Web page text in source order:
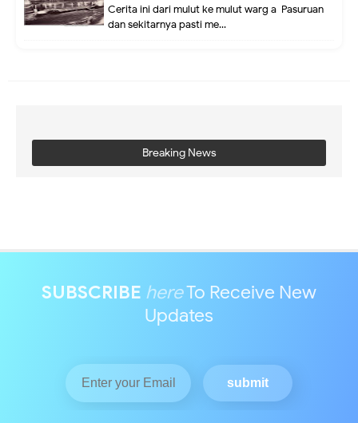
Cerita ini dari mulut ke mulut warg a Pasuruan
dan sekitarnya pasti me...
Breaking News
SUBSCRIBE hereTo Receive New
Updates